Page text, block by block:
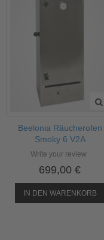
Beelonia Räucherofen
Smoky 6 V2A
Write your review
699,00 €
IN DEN WARENKORB